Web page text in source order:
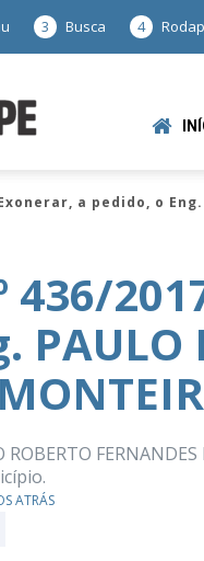
3 Busca 4
Mamanguape
–
a pedido, o Eng.
436/
PAULO
ATRÁS